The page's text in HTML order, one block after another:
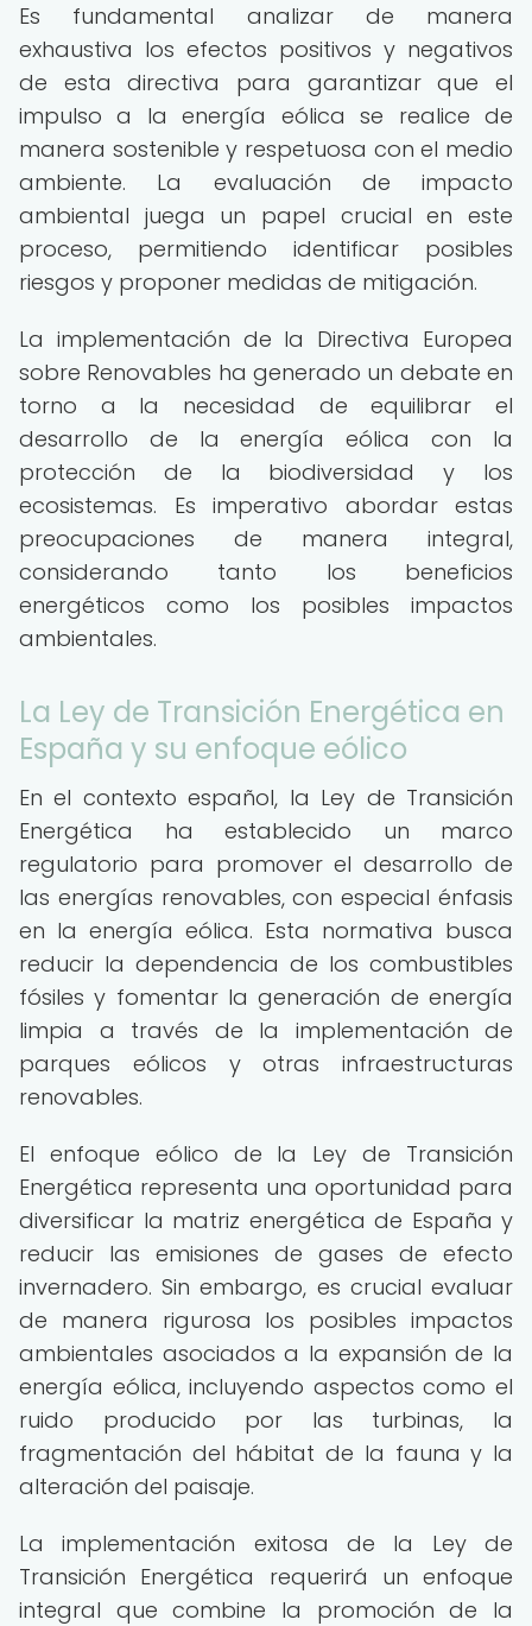
Es fundamental analizar de manera
exhaustiva los efectos positivos y negativos
de esta directiva para garantizar que el
impulso a la energía eólica se realice de
manera sostenible y respetuosa con el medio
ambiente. La evaluación de impacto
ambiental juega un papel crucial en este
proceso, permitiendo identificar posibles
riesgos y proponer medidas de mitigación.
La implementación de la Directiva Europea
sobre Renovables ha generado un debate en
torno a la necesidad de equilibrar el
desarrollo de la energía eólica con la
protección de la biodiversidad y los
ecosistemas. Es imperativo abordar estas
preocupaciones de manera integral,
considerando tanto los beneficios
energéticos como los posibles impactos
ambientales.
La Ley de Transición Energética en
España y su enfoque eólico
En el contexto español, la Ley de Transición
Energética ha establecido un marco
regulatorio para promover el desarrollo de
las energías renovables, con especial énfasis
en la energía eólica. Esta normativa busca
reducir la dependencia de los combustibles
fósiles y fomentar la generación de energía
limpia a través de la implementación de
parques eólicos y otras infraestructuras
renovables.
El enfoque eólico de la Ley de Transición
Energética representa una oportunidad para
diversificar la matriz energética de España y
reducir las emisiones de gases de efecto
invernadero. Sin embargo, es crucial evaluar
de manera rigurosa los posibles impactos
ambientales asociados a la expansión de la
energía eólica, incluyendo aspectos como el
ruido producido por las turbinas, la
fragmentación del hábitat de la fauna y la
alteración del paisaje.
La implementación exitosa de la Ley de
Transición Energética requerirá un enfoque
integral que combine la promoción de la